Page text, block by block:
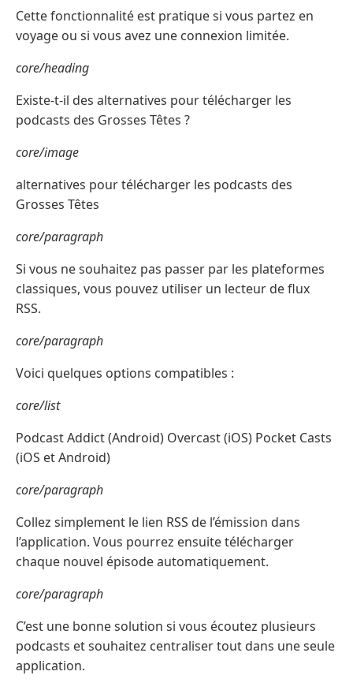
Cette fonctionnalité est pratique si vous partez en
voyage ou si vous avez une connexion limitée.
core/heading
Existe-t-il des alternatives pour télécharger les
podcasts des Grosses Têtes ?
core/image
alternatives pour télécharger les podcasts des
Grosses Têtes
core/paragraph
Si vous ne souhaitez pas passer par les plateformes
classiques, vous pouvez utiliser un lecteur de flux
RSS.
core/paragraph
Voici quelques options compatibles :
core/list
Podcast Addict (Android) Overcast (iOS) Pocket Casts
(iOS et Android)
core/paragraph
Collez simplement le lien RSS de l’émission dans
l’application. Vous pourrez ensuite télécharger
chaque nouvel épisode automatiquement.
core/paragraph
C’est une bonne solution si vous écoutez plusieurs
podcasts et souhaitez centraliser tout dans une seule
application.